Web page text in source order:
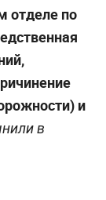
отделе по
и
в